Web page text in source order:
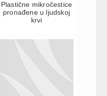
Plastične mikročestice
pronađene u ljudskoj
krvi